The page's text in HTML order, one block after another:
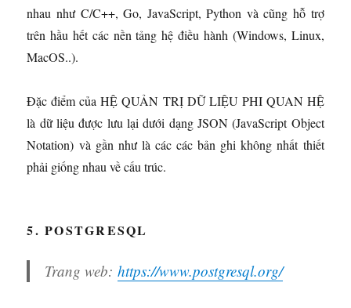
nhau như C/C++, Go, JavaScript, Python và cũng hỗ trợ
trên hầu hết các nền tảng hệ điều hành (Windows, Linux,
MacOS..).
Đặc điểm của HỆ QUẢN TRỊ DỮ LIỆU PHI QUAN HỆ
là dữ liệu được lưu lại dưới dạng JSON (JavaScript Object
Notation) và gần như là các các bản ghi không nhất thiết
phải giống nhau về cấu trúc.
5. POSTGRESQL
Trang web: https://www.postgresql.org/